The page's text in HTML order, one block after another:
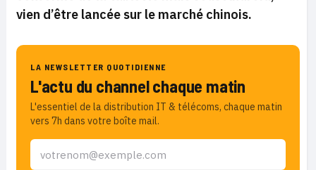
vien d’être lancée sur le marché chinois.
LA NEWSLETTER QUOTIDIENNE
L'actu du channel chaque matin
L'essentiel de la distribution IT & télécoms, chaque matin
vers 7h dans votre boîte mail.